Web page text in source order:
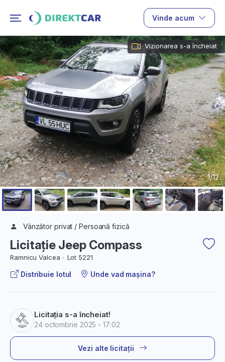
Vinde acum
Licitație Jeep Compass
Ramnicu Valcea Lot 5221
1/12
Vizionarea s-a încheiat
Vânzător privat / Persoană fizică
Distribuie lotul Unde vad mașina?
Licitația s-a încheiat!
24 octombrie 2025 - 17:02
Vezi alte licitații